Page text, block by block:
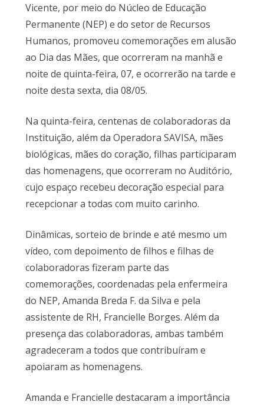
Vicente, por meio do Núcleo de Educação
Permanente (NEP) e do setor de Recursos
Humanos, promoveu comemorações em alusão
ao Dia das Mães, que ocorreram na manhã e
noite de quinta-feira, 07, e ocorrerão na tarde e
noite desta sexta, dia 08/05.
Na quinta-feira, centenas de colaboradoras da
Instituição, além da Operadora SAVISA, mães
biológicas, mães do coração, filhas participaram
das homenagens, que ocorreram no Auditório,
cujo espaço recebeu decoração especial para
recepcionar a todas com muito carinho.
Dinâmicas, sorteio de brinde e até mesmo um
vídeo, com depoimento de filhos e filhas de
colaboradoras fizeram parte das
comemorações, coordenadas pela enfermeira
do NEP, Amanda Breda F. da Silva e pela
assistente de RH, Francielle Borges. Além da
presença das colaboradoras, ambas também
agradeceram a todos que contribuíram e
apoiaram as homenagens.
Amanda e Francielle destacaram a importância